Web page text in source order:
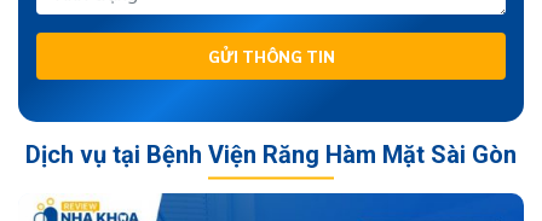
GỬI THÔNG TIN
Dịch vụ tại Bệnh Viện Răng Hàm Mặt Sài Gòn